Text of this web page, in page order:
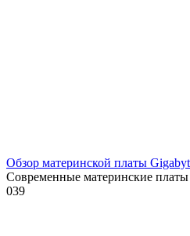
Обзор материнской платы
Современные материнские
039